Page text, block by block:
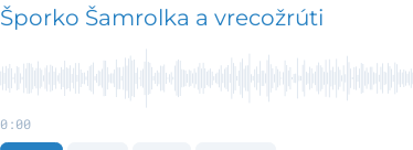
Šporko Šamrolka a vrecožrúti
0:00